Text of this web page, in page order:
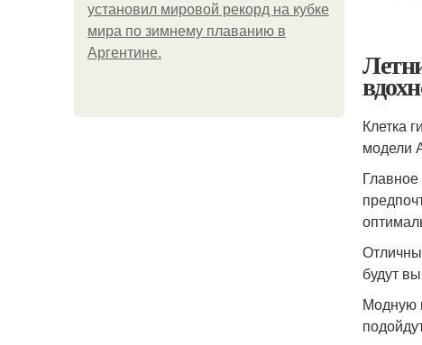
установил мировой рекорд на кубке
мира по зимнему плаванию в
Аргентине.
Клетка
модели
будут
Модную